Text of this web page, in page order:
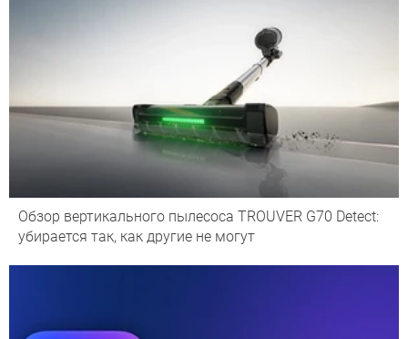
Обзор вертикального пылесоса TROUVER G70 Detect:
убирается так, как другие не могут